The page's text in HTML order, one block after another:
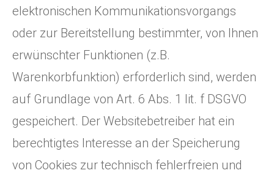
elektronischen Kommunikationsvorgangs
oder zur Bereitstellung bestimmter, von Ihnen
erwünschter Funktionen (z.B.
Warenkorbfunktion) erforderlich sind, werden
auf Grundlage von Art. 6 Abs. 1 lit. f DSGVO
gespeichert. Der Websitebetreiber hat ein
berechtigtes Interesse an der Speicherung
von Cookies zur technisch fehlerfreien und